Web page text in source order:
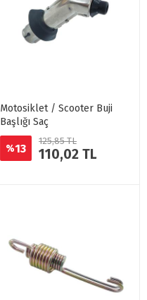
Motosiklet / Scooter Buji
Başlığı Saç
%13
125,85 TL
110,02 TL